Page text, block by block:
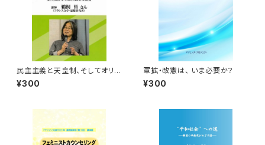
民主主義と天皇制、そしてオリン
ピック（鵜飼哲さん講演録）
¥300
軍拡・改憲は、 いま必要か？
¥300